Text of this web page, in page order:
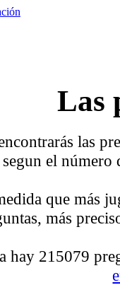
Las
las
el número
que más
más
hay 215079